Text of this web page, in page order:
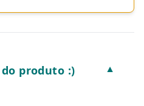
produto :) ▼